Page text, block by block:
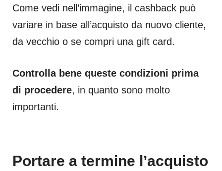
Come vedi nell’immagine, il cashback può
variare in base all’acquisto da nuovo cliente,
da vecchio o se compri una gift card.
Controlla bene queste condizioni prima
di procedere, in quanto sono molto
importanti.
Portare a termine l’acquisto